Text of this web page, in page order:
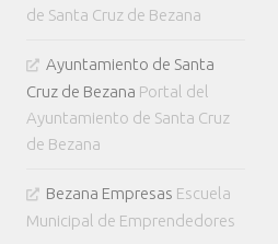
de Santa Cruz de Bezana
Ayuntamiento de Santa
Cruz de Bezana Portal del
Ayuntamiento de Santa Cruz
de Bezana
Bezana Empresas Escuela
Municipal de Emprendedores